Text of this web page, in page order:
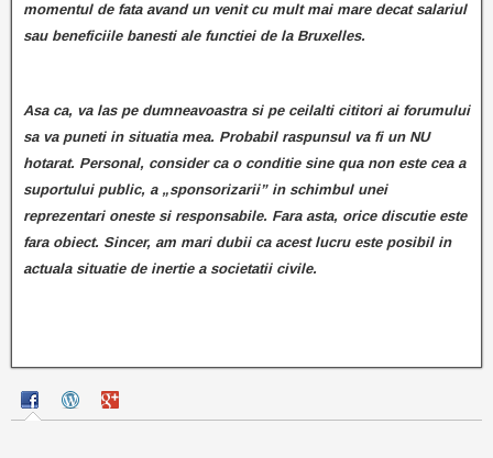
momentul de fata avand un venit cu mult mai mare decat salariul
sau beneficiile banesti ale functiei de la Bruxelles.
Asa ca, va las pe dumneavoastra si pe ceilalti cititori ai forumului
sa va puneti in situatia mea. Probabil raspunsul va fi un NU
hotarat. Personal, consider ca o conditie sine qua non este cea a
suportului public, a „sponsorizarii” in schimbul unei
reprezentari oneste si responsabile. Fara asta, orice discutie este
fara obiect. Sincer, am mari dubii ca acest lucru este posibil in
actuala situatie de inertie a societatii civile.